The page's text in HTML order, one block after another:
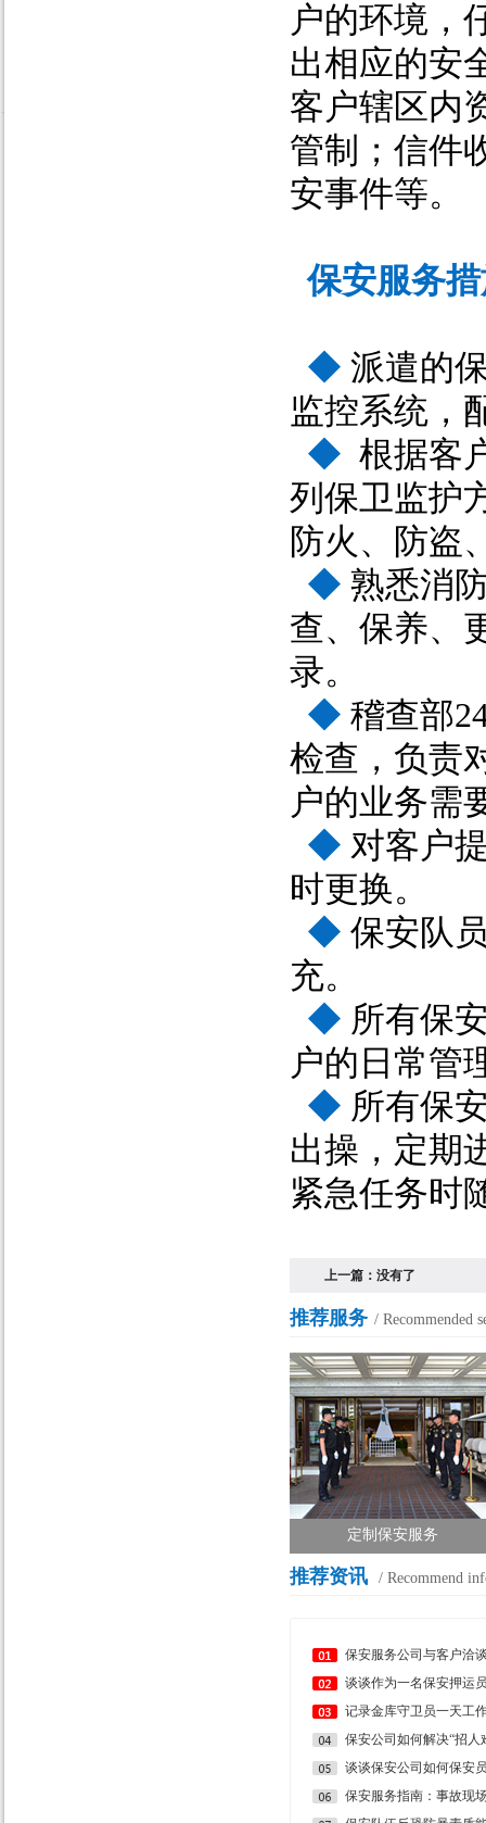
户的环境，
出相应的安
客户辖区内
管制；信件
安事件等。
保安服务
◆ 派遣的
监控系统，
◆ 根据客
列保卫监护
防火、防盗
◆ 熟悉消
查、保养、
录。
◆ 稽查部
检查，负责
户的业务需
◆ 对客户
时更换。
◆ 保安队
充。
◆ 所有保
户的日常管
◆ 所有保
出操，定期
紧急任务时
上一篇：没有了
推荐服务 / Recommended
定制保安服务
推荐资讯 / Recommend
谈谈作为一名保安押运
记录金库守卫员一天工
保安公司如何解决“招人
谈谈保安公司如何保安
保安服务指南：事故现